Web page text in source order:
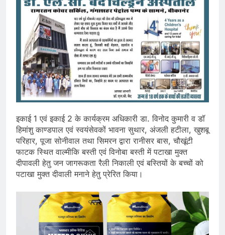
इकाई 1 एवं इकाई 2 के कार्यक्रम अधिकारी डा. विनोद कुमारी व डॉ
हिमांशु काण्डपाल एवं स्वयंसेवकों भावना सुथार, अंजली हटीला, खुशबू
परिहार, पूजा सोनीवाल तथा सिमरन द्वारा रानीसर बास, चौखूंटी
फाटक स्थित वाल्मीकि बस्ती एवं विनोबा बस्ती में पटाखा मुक्त
दीपावली हेतु जन जागरूकता रैली निकाली एवं बस्तियों के बच्चों को
पटाखा मुक्त दीवाली मनाने हेतु प्रेरित किया।